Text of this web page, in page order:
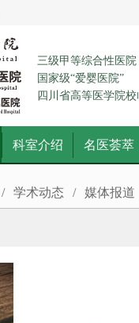
三级甲等综合性医院
国家级“爱婴医院”
四川省高等医学院
科室介绍 名医荟萃
/ 学术动态 / 媒体报道